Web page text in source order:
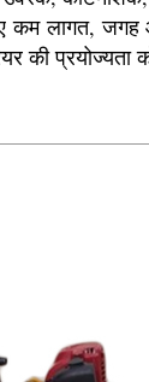
लागत, जगह
की